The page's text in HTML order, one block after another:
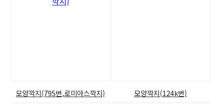
모양깍지(795번,로미아스깍지) 모양깍지(124k번)